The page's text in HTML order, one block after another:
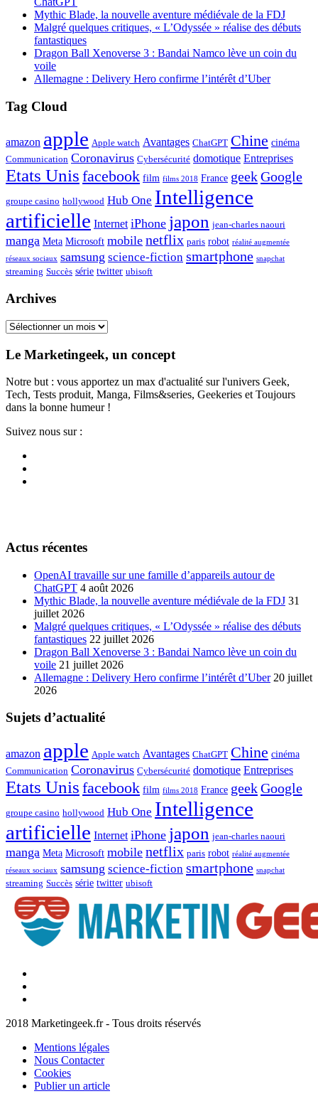
Mythic Blade, la nouvelle aventure médiévale de la FDJ
Malgré quelques critiques, « L’Odyssée » réalise des débuts
fantastiques
Dragon Ball Xenoverse 3 : Bandai Namco lève un coin du
voile
Allemagne : Delivery Hero confirme l’intérêt d’Uber
Tag Cloud
amazon apple Apple watch Avantages ChatGPT Chine cinéma
Communication Coronavirus Cybersécurité domotique Entreprises
Etats Unis facebook film films 2018 France geekGoogle
groupe casino hollywood Hub One Intelligence
artificielle Internet iPhone japon jean-charles naouri
manga Meta Microsoft mobile netflix paris robot réalité augmentée
réseaux sociaux samsung science-fiction smartphone snapchat
streaming Succès série twitter ubisoft
Archives
Archives
Le Marketingeek, un concept
Notre but : vous apportez un max d'actualité sur l'univers Geek,
Tech, Tests produit, Manga, Films&series, Geekeries et Toujours
dans la bonne humeur !
Suivez nous sur :
Actus récentes
OpenAI travaille sur une famille d’appareils autour de
ChatGPT 4 août 2026
Mythic Blade, la nouvelle aventure médiévale de la FDJ 31
juillet 2026
Malgré quelques critiques, « L’Odyssée » réalise des débuts
fantastiques 22 juillet 2026
Dragon Ball Xenoverse 3 : Bandai Namco lève un coin du
voile 21 juillet 2026
Allemagne : Delivery Hero confirme l’intérêt d’Uber 20 juillet
2026
Sujets d’actualité
amazon apple Apple watch Avantages ChatGPT Chine cinéma
Communication Coronavirus Cybersécurité domotique Entreprises
Etats Unis facebook film films 2018 France geekGoogle
groupe casino hollywood Hub One Intelligence
artificielle Internet iPhone japon jean-charles naouri
manga Meta Microsoft mobile netflix paris robot réalité augmentée
réseaux sociaux samsung science-fiction smartphone snapchat
streaming Succès série twitter ubisoft
2018 Marketingeek.fr - Tous droits réservés
Mentions légales
Nous Contacter
Cookies
Publier un article